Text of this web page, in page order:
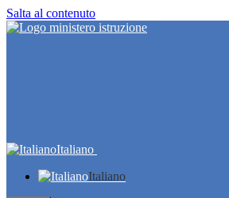
Salta al contenuto
Italiano
Italiano